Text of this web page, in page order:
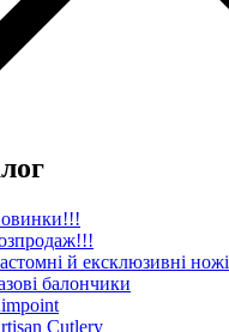
й ексклюзивні ножі
балончики
Cutlery